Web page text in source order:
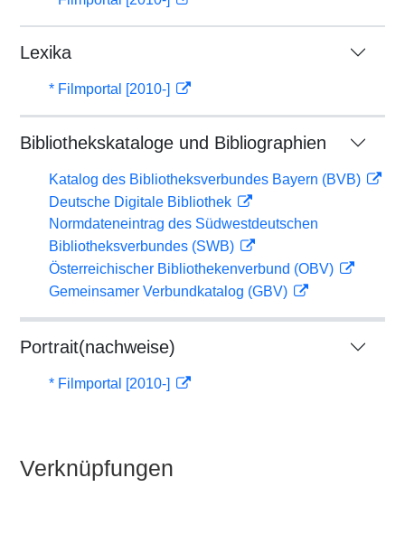
Lexika
* Filmportal [2010-]
Bibliothekskataloge und Bibliographien
Katalog des Bibliotheksverbundes Bayern (BVB)
Deutsche Digitale Bibliothek
Normdateneintrag des Südwestdeutschen
Bibliotheksverbundes (SWB)
Österreichischer Bibliothekenverbund (OBV)
Gemeinsamer Verbundkatalog (GBV)
Portrait(nachweise)
* Filmportal [2010-]
Verknüpfungen